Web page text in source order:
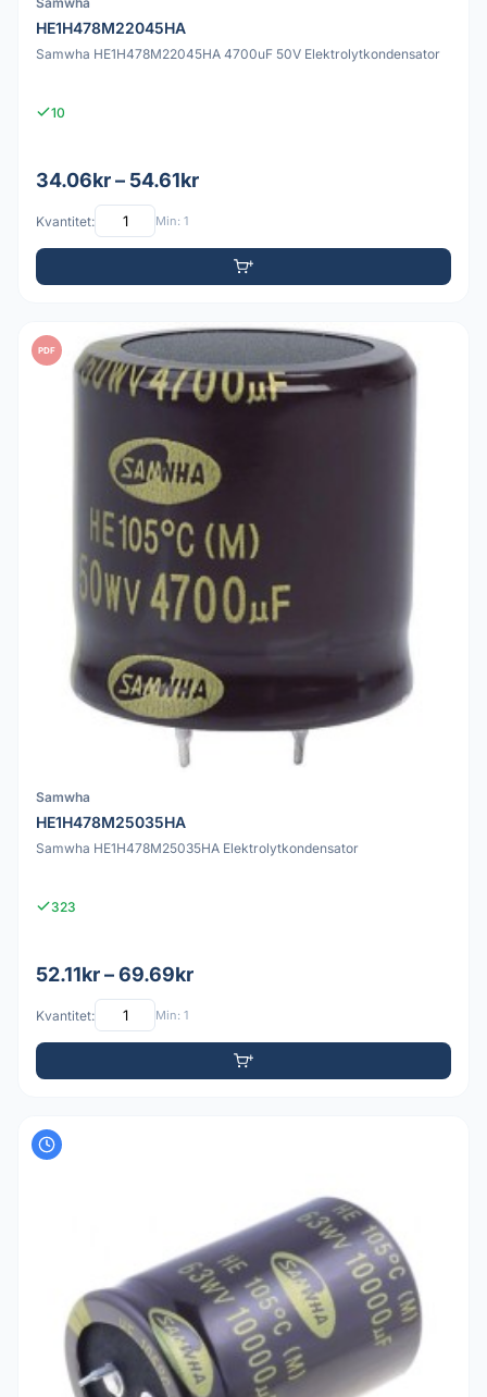
HE1H478M22045HA
Samwha HE1H478M22045HA 4700uF 50V Elektrolytkondensator
10
34.06kr – 54.61kr
Kvantitet: Min: 1
PDF
Samwha
HE1H478M25035HA
Samwha HE1H478M25035HA Elektrolytkondensator
323
52.11kr – 69.69kr
Kvantitet: Min: 1